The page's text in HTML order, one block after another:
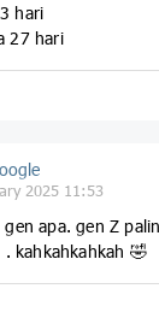
hari
27 hari
2025 11:53
gen apa. gen Z
. kahkahkahkah 🤣